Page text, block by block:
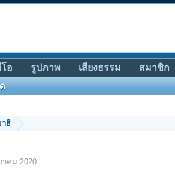
ธิ
าคม 2020.
อ รูปภาพ เสียงธรรม สมาชิก